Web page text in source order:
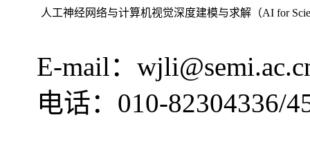
人工神经网络与计算机视觉深度建模与求解（AI for
E-mail ：
电话： 010-82304336/